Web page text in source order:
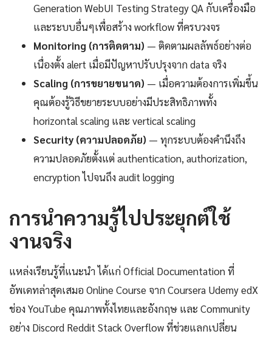
Generation WebUI Testing Strategy QA กับเครื่องมือ
และระบบอื่นๆเพื่อสร้าง workflow ที่ครบวงจร
Monitoring (การติดตาม) — ติดตามผลลัพธ์อย่างต่อ
เนื่องตั้ง alert เมื่อมีปัญหาปรับปรุงจาก data จริง
Scaling (การขยายขนาด) — เมื่อความต้องการเพิ่มขึ้น
คุณต้องรู้วิธีขยายระบบอย่างมีประสิทธิภาพทั้ง
horizontal scaling และ vertical scaling
Security (ความปลอดภัย) — ทุกระบบต้องคำนึงถึง
ความปลอดภัยตั้งแต่ authentication, authorization,
encryption ไปจนถึง audit logging
การนำความรู้ไปประยุกต์ใช้
งานจริง
แหล่งเรียนรู้ที่แนะนำ ได้แก่ Official Documentation ที่
อัพเดทล่าสุดเสมอ Online Course จาก Coursera Udemy edX
ช่อง YouTube คุณภาพทั้งไทยและอังกฤษ และ Community
อย่าง Discord Reddit Stack Overflow ที่ช่วยแลกเปลี่ยน